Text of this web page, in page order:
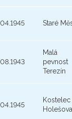
Staré
Malá
pevnost
Terezín
Kostelec
Holešova